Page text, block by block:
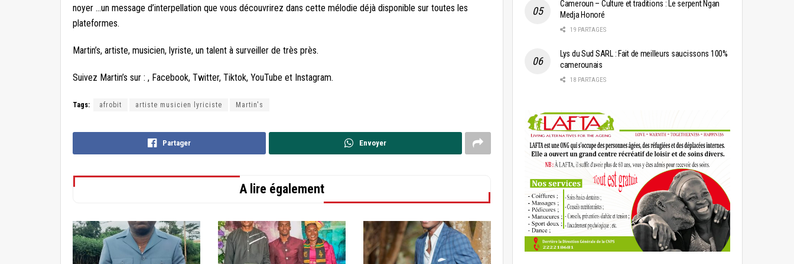
noyer …un message d’interpellation que vous découvrirez dans cette mélodie déjà disponible sur toutes les
plateformes.
Martin’s, artiste, musicien, lyriste, un talent à surveiller de très près.
Suivez Martin’s sur : , Facebook, Twitter, Tiktok, YouTube et Instagram.
Tags: afrobit artiste musicien lyriciste Martin's
Partager Envoyer
A lire également
Cameroun – Culture et traditions : Le serpent Ngan
Medja Honoré
19 PARTAGES
Lys du Sud SARL : Fait de meilleurs saucissons 100%
camerounais
18 PARTAGES